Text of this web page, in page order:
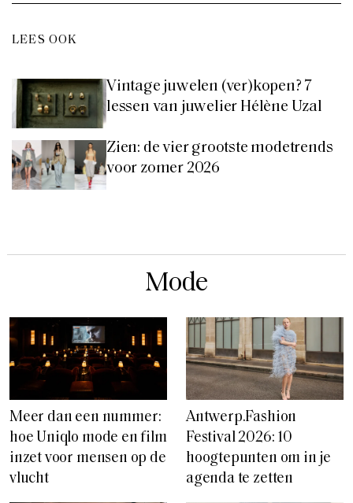
LEES OOK
Vintage juwelen (ver)kopen? 7
lessen van juwelier Hélène Uzal
Zien: de vier grootste modetrends
voor zomer 2026
Mode
Meer dan een nummer:
hoe Uniqlo mode en film
inzet voor mensen op de
vlucht
Antwerp.Fashion
Festival 2026: 10
hoogtepunten om in je
agenda te zetten